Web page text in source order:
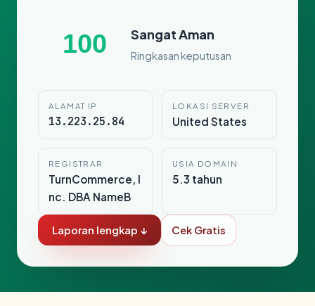
100 Sangat Aman
Ringkasan keputusan
ALAMAT IP
13.223.25.84
LOKASI SERVER
United States
REGISTRAR
TurnCommerce, I
nc. DBA NameB
USIA DOMAIN
5.3 tahun
Laporan lengkap ↓ Cek Gratis